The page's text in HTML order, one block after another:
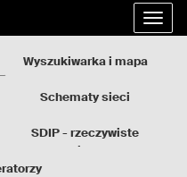
Wyszukiwarka i mapa
Schematy sieci
SDIP - rzeczywiste